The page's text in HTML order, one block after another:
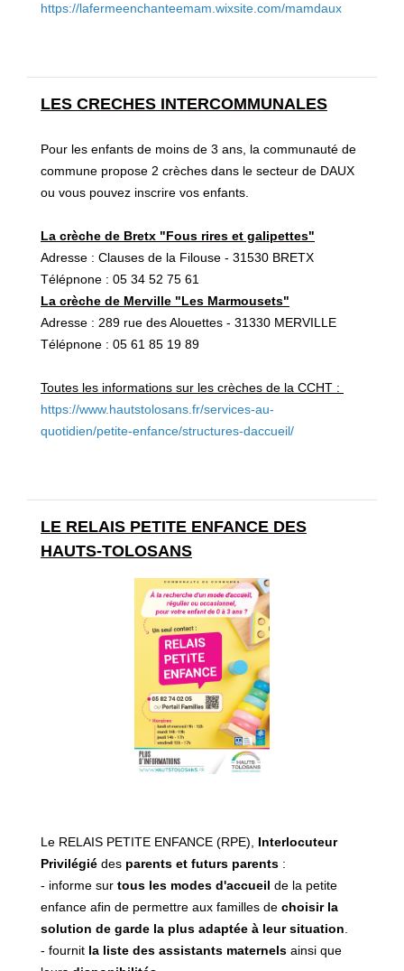
https://lafermeenchanteemam.wixsite.com/mamdaux
LES CRECHES INTERCOMMUNALES
Pour les enfants de moins de 3 ans, la communauté de
commune propose 2 crèches dans le secteur de DAUX
ou vous pouvez inscrire vos enfants.
La crèche de Bretx "Fous rires et galipettes"
Adresse : Clauses de la Filouse - 31530 BRETX
Télépnone : 05 34 52 75 61
La crèche de Merville "Les Marmousets"
Adresse : 289 rue des Alouettes - 31330 MERVILLE
Télépnone : 05 61 85 19 89
Toutes les informations sur les crèches de la CCHT :
https://www.hautstolosans.fr/services-au-
quotidien/petite-enfance/structures-daccueil/
LE RELAIS PETITE ENFANCE DES
HAUTS-TOLOSANS
Le RELAIS PETITE ENFANCE (RPE), Interlocuteur
Privilégié des parents et futurs parents :
- informe sur tous les modes d'accueil de la petite
enfance afin de permettre aux familles de choisir la
solution de garde la plus adaptée à leur situation
- fournit la liste des assistants maternels ainsi que